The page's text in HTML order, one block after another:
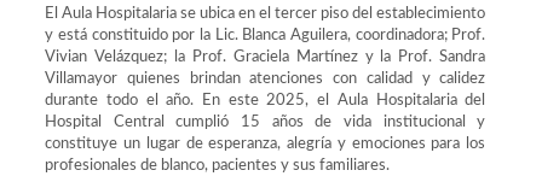
El Aula Hospitalaria se ubica en el tercer piso del establecimiento
y está constituido por la Lic. Blanca Aguilera, coordinadora; Prof.
Vivian Velázquez; la Prof. Graciela Martínez y la Prof. Sandra
Villamayor quienes brindan atenciones con calidad y calidez
durante todo el año. En este 2025, el Aula Hospitalaria del
Hospital Central cumplió 15 años de vida institucional y
constituye un lugar de esperanza, alegría y emociones para los
profesionales de blanco, pacientes y sus familiares.